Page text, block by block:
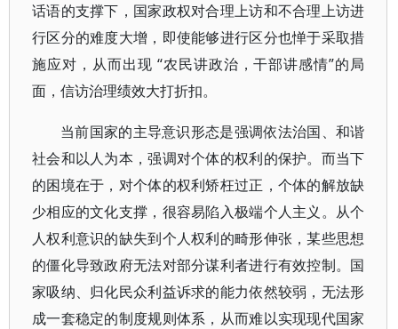
话语的支撑下，国家政权对合理上访和不合理上访进
行区分的难度大增，即使能够进行区分也惮于采取措
施应对，从而出现 “农民讲政治，干部讲感情”的局
面，信访治理绩效大打折扣。
当前国家的主导意识形态是强调依法治国、和谐
社会和以人为本，强调对个体的权利的保护。而当下
的困境在于，对个体的权利矫枉过正，个体的解放缺
少相应的文化支撑，很容易陷入极端个人主义。从个
人权利意识的缺失到个人权利的畸形伸张，某些思想
的僵化导致政府无法对部分谋利者进行有效控制。国
家吸纳、归化民众利益诉求的能力依然较弱，无法形
成一套稳定的制度规则体系，从而难以实现现代国家